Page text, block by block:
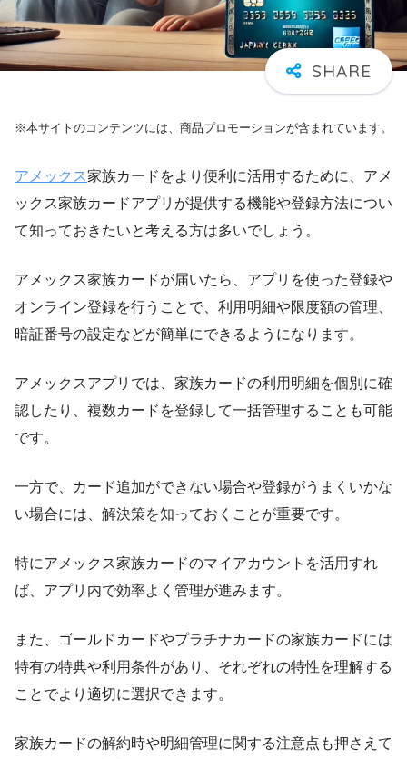
※本サイトのコンテンツには、商品プロモーションが含まれています。
アメックス家族カードをより便利に活用するために、アメ
ックス家族カードアプリが提供する機能や登録方法につい
て知っておきたいと考える方は多いでしょう。
アメックス家族カードが届いたら、アプリを使った登録や
オンライン登録を行うことで、利用明細や限度額の管理、
暗証番号の設定などが簡単にできるようになります。
アメックスアプリでは、家族カードの利用明細を個別に確
認したり、複数カードを登録して一括管理することも可能
です。
一方で、カード追加ができない場合や登録がうまくいかな
い場合には、解決策を知っておくことが重要です。
特にアメックス家族カードのマイアカウントを活用すれ
ば、アプリ内で効率よく管理が進みます。
また、ゴールドカードやプラチナカードの家族カードには
特有の特典や利用条件があり、それぞれの特性を理解する
ことでより適切に選択できます。
家族カードの解約時や明細管理に関する注意点も押さえて